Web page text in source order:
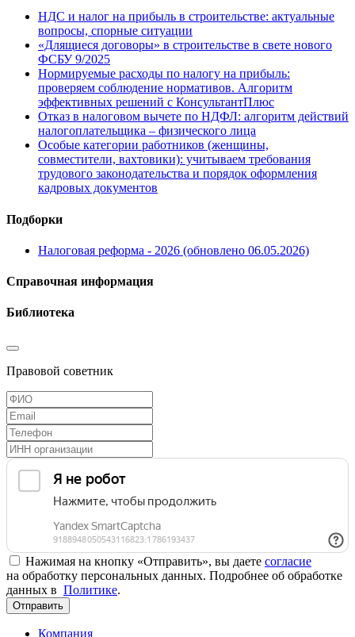
НДС и налог на прибыль в строительстве: актуальные
вопросы, спорные ситуации
«Длящиеся договоры» в строительстве в свете нового
ФСБУ 9/2025
Нормируемые расходы по налогу на прибыль:
проверяем соблюдение нормативов. Алгоритм
эффективных решений с КонсультантПлюс
Отказ в налоговом вычете по НДФЛ: алгоритм действий
налогоплательщика – физического лица
Особые категории работников (женщины,
совместители, вахтовики): учитываем требования
трудового законодательства и порядок оформления
кадровых документов
Подборки
Налоговая реформа - 2026 (обновлено 06.05.2026)
Справочная информация
Библиотека
Правовой советник
Нажимая на кнопку «Отправить», вы даете согласие
на обработку персональных данных. Подробнее об обработке
данных в Политике.
Отправить
Компания